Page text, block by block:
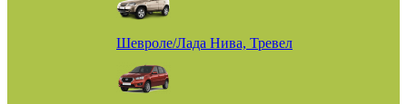
Шевроле/Лада Нива, Тревел